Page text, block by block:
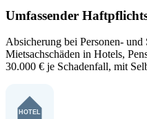
Umfassender
Absicherung bei Personen- und
Mietsachschäden in Hotels,
30.000 € je Schadenfall, mit